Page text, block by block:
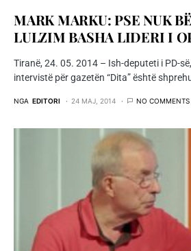
MARK MARKU: PSE NUK
LULZIM BASHA LIDERI I
Tiranë, 24. 05. 2014 – Ish-deputeti i PD-
intervistë për gazetën “Dita” është
NGA EDITORI 24 MAJ, 2014 NO COMMENTS